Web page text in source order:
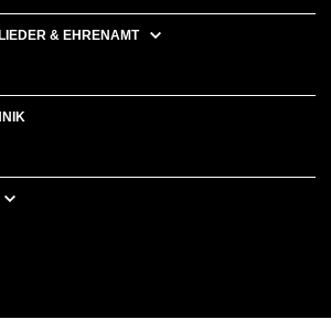
& EHRENAMT